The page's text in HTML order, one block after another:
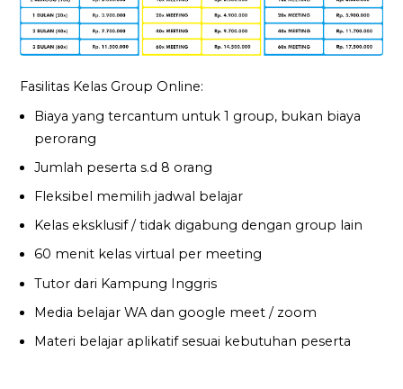
Fasilitas Kelas Group Online:
Biaya yang tercantum untuk 1 group, bukan biaya
perorang
Jumlah peserta s.d 8 orang
Fleksibel memilih jadwal belajar
Kelas eksklusif / tidak digabung dengan group lain
60 menit kelas virtual per meeting
Tutor dari Kampung Inggris
Media belajar WA dan google meet / zoom
Materi belajar aplikatif sesuai kebutuhan peserta